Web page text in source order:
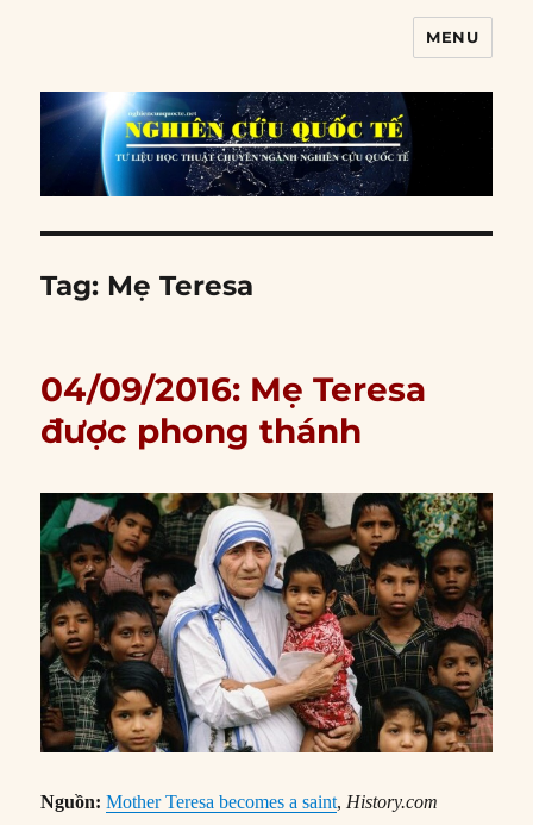
MENU
Tag: Mẹ Teresa
04/09/2016: Mẹ Teresa
được phong thánh
Nguồn:Mother Teresa becomes a saint, History.com